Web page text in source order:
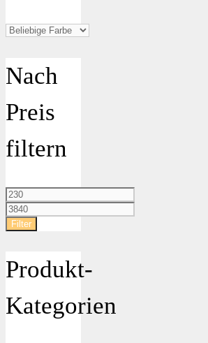
Nach
Preis
filtern
Min.
Preis
Max.
Preis
Filter
Produkt-
Kategorien